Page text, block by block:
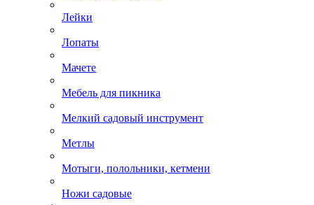
Лейки
Лопаты
Мачете
Мебель для пикника
Мелкий садовый инструмент
Метлы
Мотыги, полольники, кетмени
Ножи садовые